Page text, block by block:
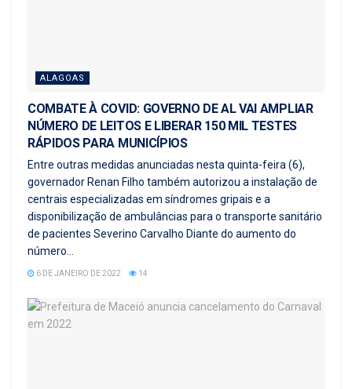
ALAGOAS
COMBATE À COVID: GOVERNO DE AL VAI AMPLIAR
NÚMERO DE LEITOS E LIBERAR 150 MIL TESTES
RÁPIDOS PARA MUNICÍPIOS
Entre outras medidas anunciadas nesta quinta-feira (6),
governador Renan Filho também autorizou a instalação de
centrais especializadas em síndromes gripais e a
disponibilização de ambulâncias para o transporte sanitário
de pacientes Severino Carvalho Diante do aumento do
número...
6 DE JANEIRO DE 2022 14